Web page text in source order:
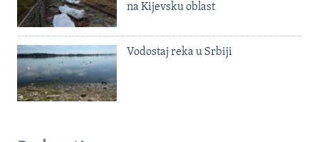
na Kijevsku oblast
Vodostaj reka u Srbiji